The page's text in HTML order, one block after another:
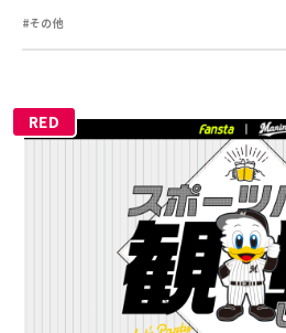
#その他
RED